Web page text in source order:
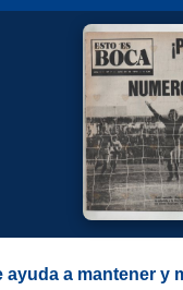
ayuda a mantener y